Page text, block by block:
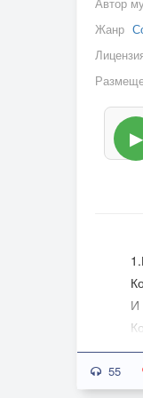
Жанр
▶
И
И
55